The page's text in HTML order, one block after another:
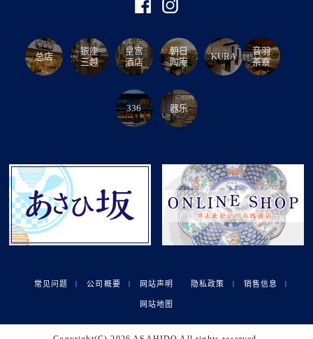
总店
银座
三越
皇宫
酒店
朝日
陶庵
KURA
音羽
茶寮
336 器乐
常见问题 公司概要 网站声明 隐私政策 销售信息
网站地图